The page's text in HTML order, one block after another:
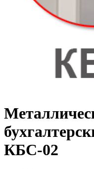
КБС-02